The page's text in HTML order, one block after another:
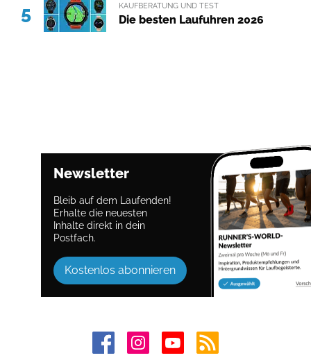
5 KAUFBERATUNG UND TEST
Die besten Laufuhren 2026
Newsletter
Bleib auf dem Laufenden!
Erhalte die neuesten
Inhalte direkt in dein
Postfach.
Kostenlos abonnieren